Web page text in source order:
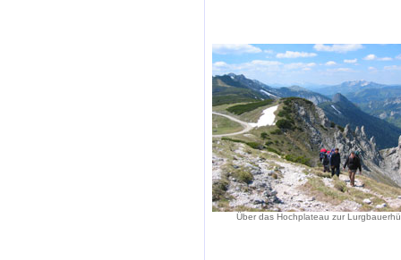
Über das Hochplateau zur